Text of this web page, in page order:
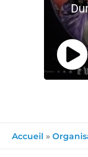
Accueil »